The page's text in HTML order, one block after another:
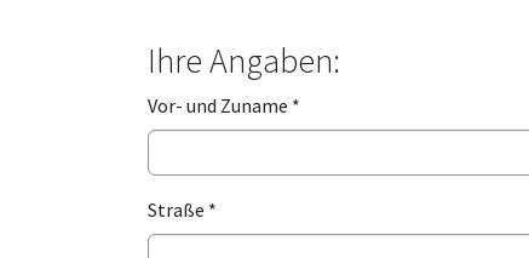
Ihre Angaben:
Vor- und Zuname *
Straße *